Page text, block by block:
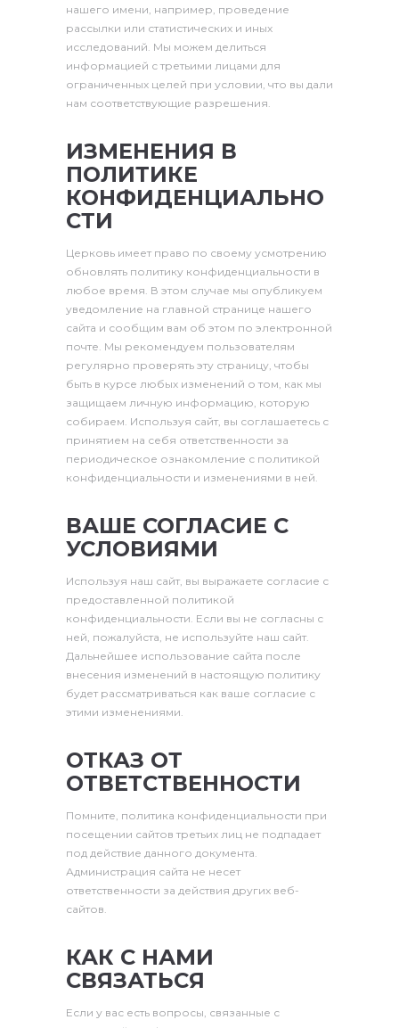
нашего имени, например, проведение
рассылки или статистических и иных
исследований. Мы можем делиться
информацией с третьими лицами для
ограниченных целей при условии, что вы дали
нам соответствующие разрешения.
ИЗМЕНЕНИЯ В
ПОЛИТИКЕ
КОНФИДЕНЦИАЛЬНО
СТИ
Церковь имеет право по своему усмотрению
обновлять политику конфиденциальности в
любое время. В этом случае мы опубликуем
уведомление на главной странице нашего
сайта и сообщим вам об этом по электронной
почте. Мы рекомендуем пользователям
регулярно проверять эту страницу, чтобы
быть в курсе любых изменений о том, как мы
защищаем личную информацию, которую
собираем. Используя сайт, вы соглашаетесь с
принятием на себя ответственности за
периодическое ознакомление с политикой
конфиденциальности и изменениями в ней.
ВАШЕ СОГЛАСИЕ С
УСЛОВИЯМИ
Используя наш сайт, вы выражаете согласие с
предоставленной политикой
конфиденциальности. Если вы не согласны с
ней, пожалуйста, не используйте наш сайт.
Дальнейшее использование сайта после
внесения изменений в настоящую политику
будет рассматриваться как ваше согласие с
этими изменениями.
ОТКАЗ ОТ
ОТВЕТСТВЕННОСТИ
Помните, политика конфиденциальности при
посещении сайтов третьих лиц не подпадает
под действие данного документа.
Администрация сайта не несет
ответственности за действия других веб-
сайтов.
КАК С НАМИ
СВЯЗАТЬСЯ
Если у вас есть вопросы, связанные с